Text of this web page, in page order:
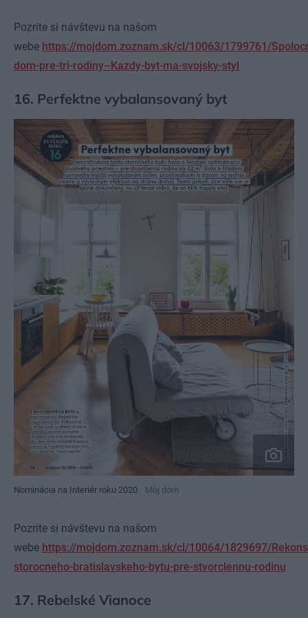
Pozrite si návštevu na našom
webe https://mojdom.zoznam.sk/cl/10063/1799761/
dom-pre-tri-rodiny–Kazdy-byt-ma-svojsky-styl
16. Perfektne vybalansovaný byt
Nominácia na Interiér roku 2020 Môj dom
Pozrite si návštevu na našom
webe https://mojdom.zoznam.sk/cl/10064/1829697/
storocneho-bratislavskeho-bytu-pre-stvorclennu-rodinu
17. Rebelské Vianoce